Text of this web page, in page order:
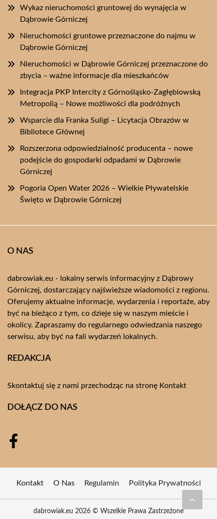
Wykaz nieruchomości gruntowej do wynajęcia w
Dąbrowie Górniczej
Nieruchomości gruntowe przeznaczone do najmu w
Dąbrowie Górniczej
Nieruchomości w Dąbrowie Górniczej przeznaczone do
zbycia – ważne informacje dla mieszkańców
Integracja PKP Intercity z Górnośląsko-Zagłębiowską
Metropolią – Nowe możliwości dla podróżnych
Wsparcie dla Franka Suligi – Licytacja Obrazów w
Bibliotece Głównej
Rozszerzona odpowiedzialność producenta – nowe
podejście do gospodarki odpadami w Dąbrowie
Górniczej
Pogoria Open Water 2026 – Wielkie Pływatelskie
Święto w Dąbrowie Górniczej
O NAS
dabrowiak.eu - lokalny serwis informacyjny z Dąbrowy
Górniczej, dostarczający najświeższe wiadomości z regionu.
Oferujemy aktualne informacje, wydarzenia i reportaże, aby
być na bieżąco z tym, co dzieje się w naszym mieście i
okolicy. Zapraszamy do regularnego odwiedzania naszego
serwisu, aby być na fali wydarzeń lokalnych.
REDAKCJA
Skontaktuj się z nami przechodząc na stronę Kontakt
DOŁĄCZ DO NAS
Kontakt O Nas Regulamin Polityka Prywatności
dabrowiak.eu 2026 © Wszelkie Prawa Zastrzeżone